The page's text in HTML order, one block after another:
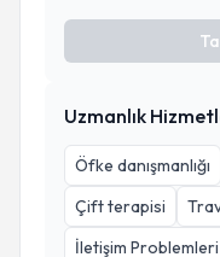
Uzmanlık
Öfke danışmanlığı
Çift terapisi
İletişim Problemleri